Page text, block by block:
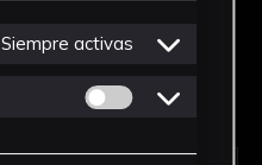
Siempre activas
Permitir cookies